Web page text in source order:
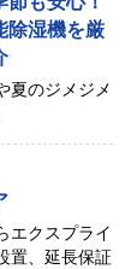
除湿機を厳
夏のジメジメ
エクスプライ
置、延長保証